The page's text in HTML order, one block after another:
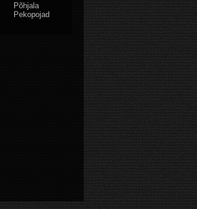
Põhjala
Pekopojad